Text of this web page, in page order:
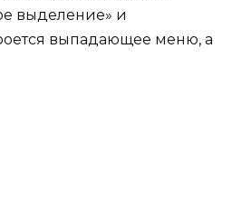
выделение» и
выпадающее меню, а